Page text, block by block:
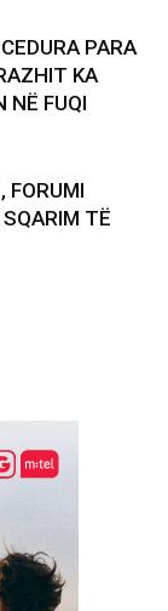
PARA
KA
NË FUQI
FORUMI
TË